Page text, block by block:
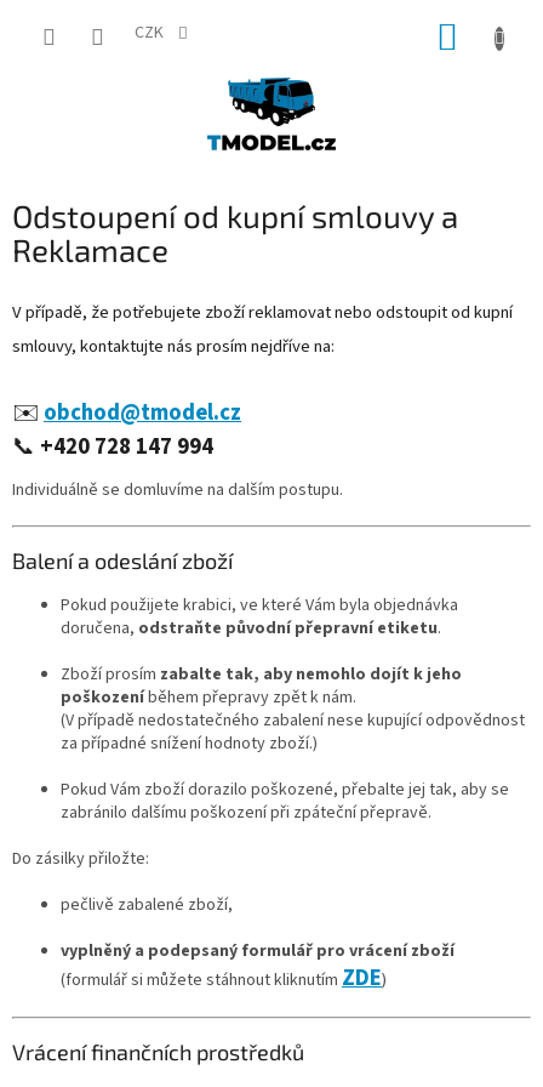
CZK
Odstoupení od kupní smlouvy a
Reklamace
V případě, že potřebujete zboží reklamovat nebo odstoupit od kupní
smlouvy, kontaktujte nás prosím nejdříve na:
✉️ obchod@tmodel.cz
📞 +420 728 147 994
Individuálně se domluvíme na dalším postupu.
Balení a odeslání zboží
Pokud použijete krabici, ve které Vám byla objednávka
doručena, odstraňte původní přepravní etiketu.
Zboží prosím zabalte tak, aby nemohlo dojít k jeho
poškozeníběhem přepravy zpět k nám.
(V případě nedostatečného zabalení nese kupující odpovědnost
za případné snížení hodnoty zboží.)
Pokud Vám zboží dorazilo poškozené, přebalte jej tak, aby se
zabránilo dalšímu poškození při zpáteční přepravě.
Do zásilky přiložte:
pečlivě zabalené zboží,
vyplněný a podepsaný formulář pro vrácení zboží
(formulář si můžete stáhnout kliknutím ZDE)
Vrácení finančních prostředků